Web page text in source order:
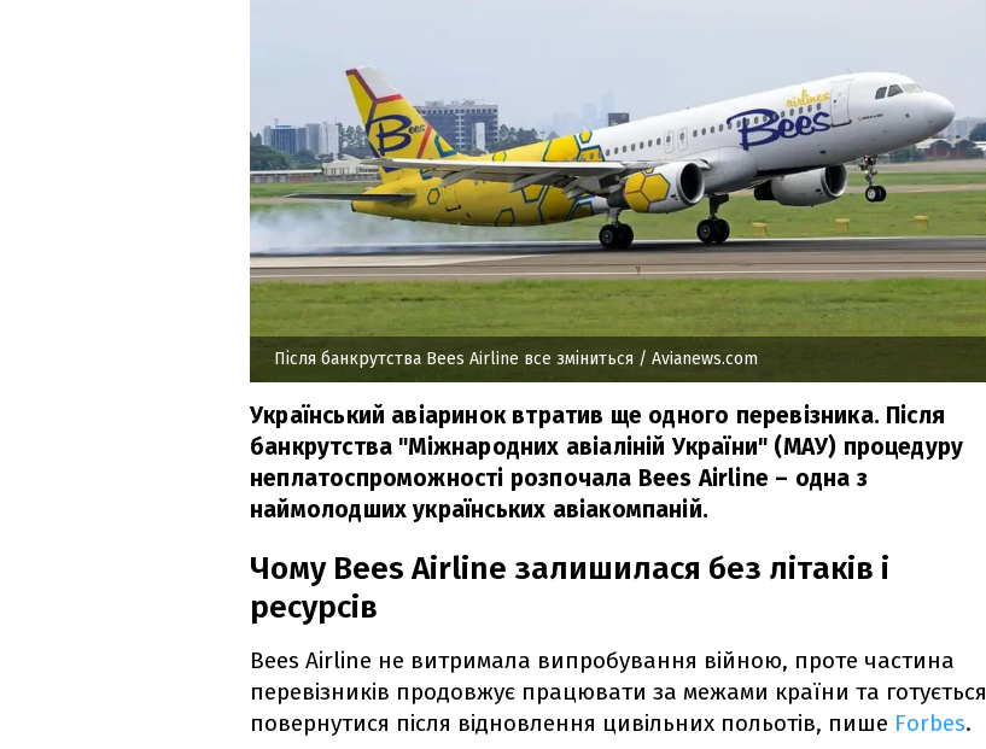
Після банкрутства Bees Airline все зміниться / Avianews.com
Український авіаринок втратив ще одного перевізника. Після
банкрутства "Міжнародних авіаліній України" (МАУ) процедуру
неплатоспроможності розпочала Bees Airline – одна з
наймолодших українських авіакомпаній.
Чому Bees Airline залишилася без літаків і
ресурсів
Bees Airline не витримала випробування війною, проте частина
перевізників продовжує працювати за межами країни та готується
повернутися після відновлення цивільних польотів, пише Forbes.